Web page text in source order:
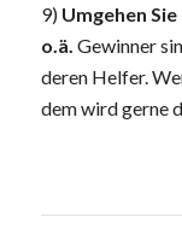
9) Umgehen
o.ä. Gewinner
deren Helfer.
dem wird gerne